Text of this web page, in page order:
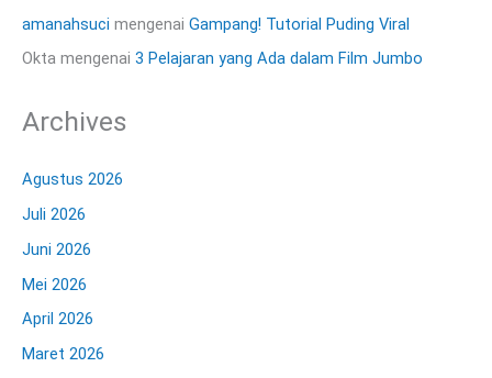
amanahsuci mengenai Gampang! Tutorial Puding Viral
Okta mengenai 3 Pelajaran yang Ada dalam Film Jumbo
Archives
Agustus 2026
Juli 2026
Juni 2026
Mei 2026
April 2026
Maret 2026